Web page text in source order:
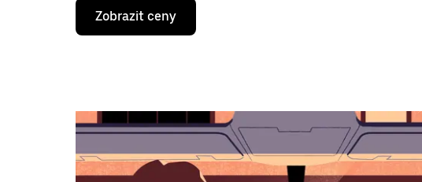
Stisknutím
klávesy
se
vybrat
datum.
klávesy
Esc
Zobrazit ceny